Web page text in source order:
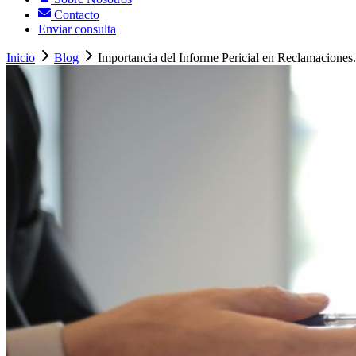
Contacto
Enviar consulta
Inicio Blog Importancia del Informe Pericial en